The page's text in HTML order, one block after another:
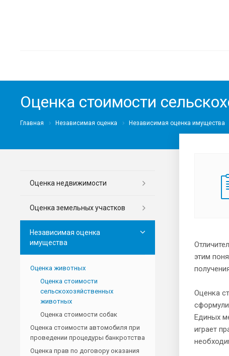
Оценка стоимости
Главная Независимая оценка Независимая оценка имущества
этим
Оценка
Единых
играет
Оценка недвижимости
Оценка земельных участков
Независимая оценка
имущества
Оценка животных
Оценка стоимости
сельскохозяйственных
животных
Оценка стоимости собак
Оценка стоимости автомобиля при
проведении процедуры банкротства
Оценка прав по договору оказания